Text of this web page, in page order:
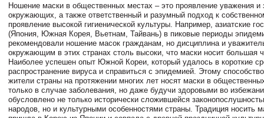
Ношение маски в общественных местах – это проявление уважения и
окружающих, а также ответственный и разумный подход к
проявление высокой гигиенической культуры. Например, азиатские
(Япония, Южная Корея, Вьетнам, Тайвань) в пиковые периоды
рекомендовали ношение масок гражданам, но дисциплина и
окружающим в этих странах столь высоки, что маски носит большая
Наиболее успешен опыт Южной Кореи, который удалось в короткие
распространение вируса и справиться с эпидемией. Этому
жители страны на протяжении многих лет носят маски в
только в случае заболевания, но даже будучи здоровыми во
обусловлено не только исторически сложившейся
народов, но и культурными особенностями страны. Традиция носить